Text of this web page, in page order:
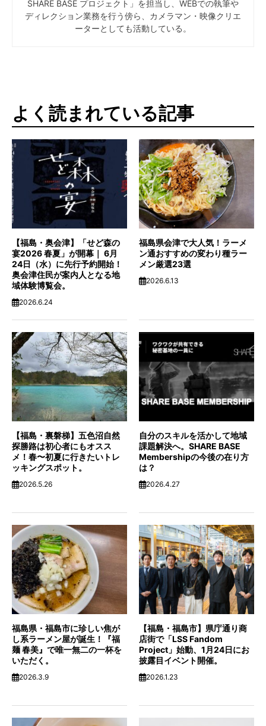
SHARE BASE プロジェクト」を担当し、WEBでの執筆や
ディレクション業務を行う傍ら、カメラマン・映像クリエ
ーターとしても活動している。
よく読まれている記事
【福島・奥会津】「せど森の
宴2026 春夏」が開幕｜ 6月
24日（水）に先行予約開始！
奥会津住民が案内人となる地
域体験博覧会。
2026.6.24
福島県会津で大人気！ラーメ
ン通おすすめの変わり種ラー
メン厳選23選
2026.6.13
【福島・裏磐梯】五色沼自然
探勝路は初心者にもオスス
メ！春〜初夏に行きたいトレ
ッキングスポット。
2026.5.26
自分のスキルを活かして地域
課題解決へ。SHARE BASE
Membershipの今後の在り方
は？
2026.4.27
福島県・福島市に珍しい焦が
し系ラーメン屋が誕生！『福
麺 春美』で唯一無二の一杯を
いただく。
2026.3.9
【福島・福島市】県庁通り商
店街で「LSS Fandom
Project」始動、1月24日にお
披露目イベント開催。
2026.1.23